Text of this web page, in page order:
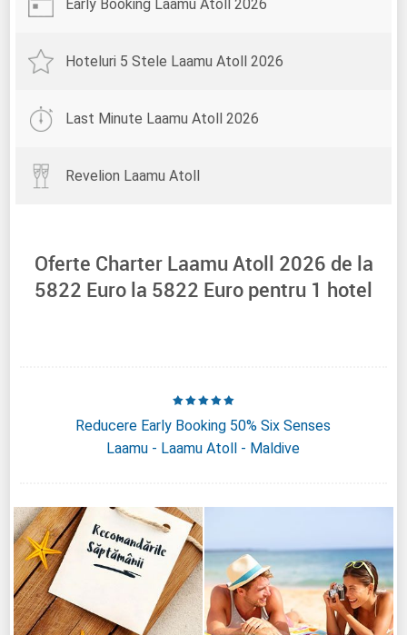
Early Booking Laamu Atoll 2026
Hoteluri 5 Stele Laamu Atoll 2026
Last Minute Laamu Atoll 2026
Revelion Laamu Atoll
Oferte Charter Laamu Atoll 2026 de la
5822 Euro la 5822 Euro pentru 1 hotel
Reducere Early Booking 50% Six Senses
Laamu - Laamu Atoll - Maldive